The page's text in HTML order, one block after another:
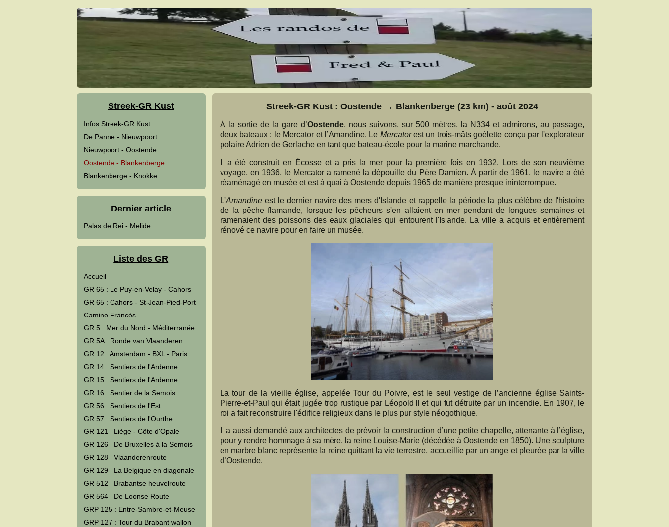
Streek-GR Kust
Infos Streek-GR Kust
De Panne - Nieuwpoort
Nieuwpoort - Oostende
Oostende - Blankenberge
Blankenberge - Knokke
Dernier article
Palas de Rei - Melide
Liste des GR
Accueil
GR 65 : Le Puy-en-Velay - Cahors
GR 65 : Cahors - St-Jean-Pied-Port
Camino Francés
GR 5 : Mer du Nord - Méditerranée
GR 5A : Ronde van Vlaanderen
GR 12 : Amsterdam - BXL - Paris
GR 14 : Sentiers de l'Ardenne
GR 15 : Sentiers de l'Ardenne
GR 16 : Sentier de la Semois
GR 56 : Sentiers de l'Est
GR 57 : Sentiers de l'Ourthe
GR 121 : Liège - Côte d'Opale
GR 126 : De Bruxelles à la Semois
GR 128 : Vlaanderenroute
GR 129 : La Belgique en diagonale
GR 512 : Brabantse heuvelroute
GR 564 : De Loonse Route
GRP 125 : Entre-Sambre-et-Meuse
GRP 127 : Tour du Brabant wallon
Streek-GR Kust : Oostende → Blankenberge (23 km) - août 2024
À la sortie de la gare d’Oostende, nous suivons, sur 500 mètres, la N334 et admirons, au passage,
deux bateaux : le Mercator et l’Amandine. Le Mercatorest un trois-mâts goélette conçu par l'explorateur
polaire Adrien de Gerlache en tant que bateau-école pour la marine marchande.
Il a été construit en Écosse et a pris la mer pour la première fois en 1932. Lors de son neuvième
voyage, en 1936, le Mercator a ramené la dépouille du Père Damien. À partir de 1961, le navire a été
réaménagé en musée et est à quai à Oostende depuis 1965 de manière presque ininterrompue.
L'Amandineest le dernier navire des mers d'Islande et rappelle la période la plus célèbre de l'histoire
de la pêche flamande, lorsque les pêcheurs s'en allaient en mer pendant de longues semaines et
ramenaient des poissons des eaux glaciales qui entourent l'Islande. La ville a acquis et entièrement
rénové ce navire pour en faire un musée.
La tour de la vieille église, appelée Tour du Poivre, est le seul vestige de l’ancienne église Saints-
Pierre-et-Paul qui était jugée trop rustique par Léopold II et qui fut détruite par un incendie. En 1907, le
roi a fait reconstruire l'édifice religieux dans le plus pur style néogothique.
Il a aussi demandé aux architectes de prévoir la construction d’une petite chapelle, attenante à l’église,
pour y rendre hommage à sa mère, la reine Louise-Marie (décédée à Oostende en 1850). Une sculpture
en marbre blanc représente la reine quittant la vie terrestre, accueillie par un ange et pleurée par la ville
d’Oostende.